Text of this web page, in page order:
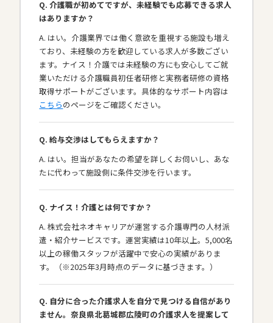
Q. 介護職が初めてですが、未経験でも応募できる求人
はありますか？
A. はい。介護業界では働く意欲を重視する施設も増え
ており、未経験の方を歓迎している求人が多数ござい
ます。ナイス！介護では未経験の方にも安心してご就
業いただける介護職員初任者研修と実務者研修の資格
取得サポートがございます。具体的なサポート内容は
こちらのページをご確認ください。
Q. 給与交渉はしてもらえますか？
A. はい。担当があなたの希望を詳しくお伺いし、あな
たに代わって施設側に条件交渉を行います。
Q. ナイス！介護とは何ですか？
A. 株式会社ネオキャリアが運営する介護専門の人材派
遣・紹介サービスです。運営実績は10年以上。5,000名
以上の稼働スタッフが活躍中で安心の実績がありま
す。（※2025年3月時点のデータに基づきます。）
Q. 自分に合った介護求人を自分で見つける自信があり
ません。奈良県北葛城郡広陵町の介護求人を提案して